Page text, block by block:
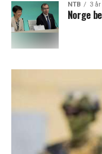
NTB 3
Norge